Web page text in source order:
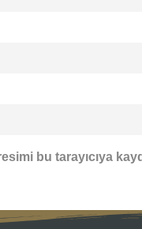
bu tarayıcıya